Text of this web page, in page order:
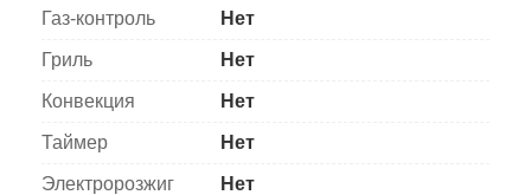
Газ-контроль Нет
Гриль Нет
Конвекция Нет
Таймер Нет
Электророзжиг Нет